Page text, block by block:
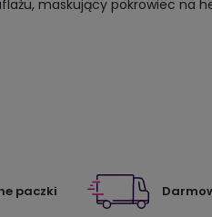
maskujący pokrowiec na
paczki